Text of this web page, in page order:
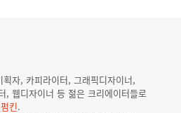
획자, 카피라이터, 그래픽디자이너,
, 웹디자이너 등 젊은 크리에이터들로
킨.